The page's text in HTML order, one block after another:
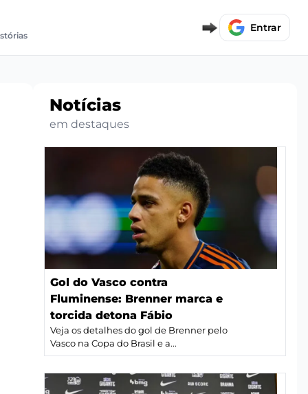
Entrar
Notícias
em destaques
Gol do Vasco contra
Fluminense: Brenner marca e
torcida detona Fábio
Veja os detalhes do gol de Brenner pelo
Vasco na Copa do Brasil e a...